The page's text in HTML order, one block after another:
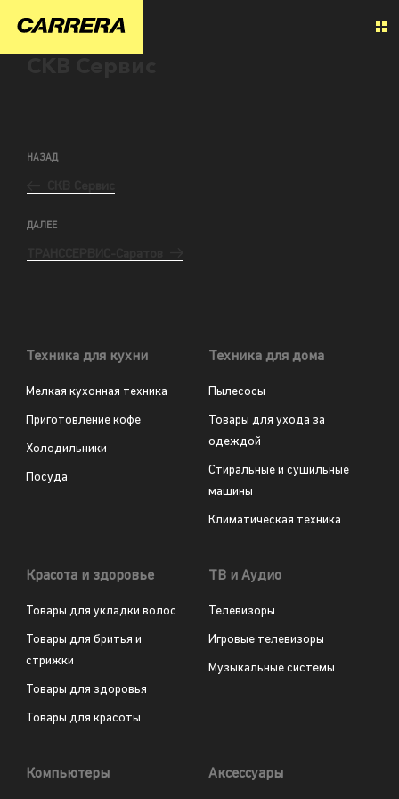
НАЗАД
ДАЛЕЕ
Техника для кухни
Мелкая кухонная техника
Приготовление кофе
Холодильники
Посуда
Техника для дома
Пылесосы
Товары для ухода за
одеждой
Стиральные и сушильные
машины
Климатическая техника
Красота и здоровье
Товары для укладки волос
Товары для бритья и
стрижки
Товары для здоровья
Товары для красоты
ТВ и Аудио
Телевизоры
Игровые телевизоры
Музыкальные системы
Компьютеры Аксессуары